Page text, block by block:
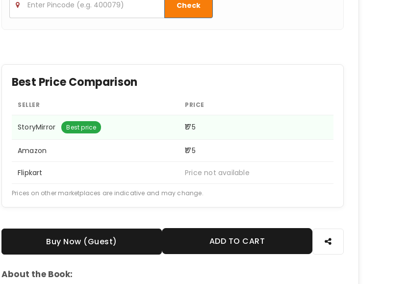
Check
Best Price Comparison
SELLER PRICE
StoryMirror Best price ₹175
Amazon ₹175
Flipkart Price not available
Prices on other marketplaces are indicative and may change.
Buy Now (Guest) ADD TO CART
About the Book: